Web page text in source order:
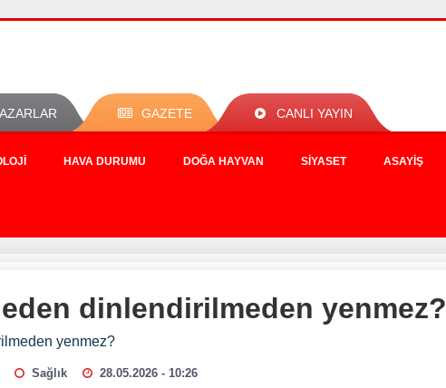
GAZETE CANLI YAYIN
HAVA DURUMU DOĞA HAYVAN SIYASET ASAYIŞ
dinlendirilmeden yenmez?
yenmez?
Sağlık 28.05.2026 - 10:26